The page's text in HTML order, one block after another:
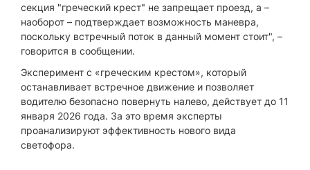
секция "греческий крест" не запрещает проезд, а –
наоборот – подтверждает возможность маневра,
поскольку встречный поток в данный момент стоит", –
говорится в сообщении.
Эксперимент с «греческим крестом», который
останавливает встречное движение и позволяет
водителю безопасно повернуть налево, действует до 11
января 2026 года. За это время эксперты
проанализируют эффективность нового вида
светофора.